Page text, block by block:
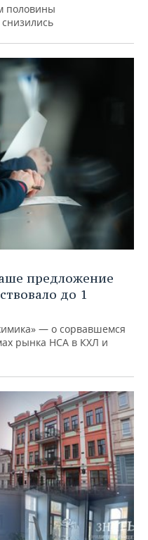
половины
предложение
до 1
— о сорвавшемся
рынка НСА в КХЛ и